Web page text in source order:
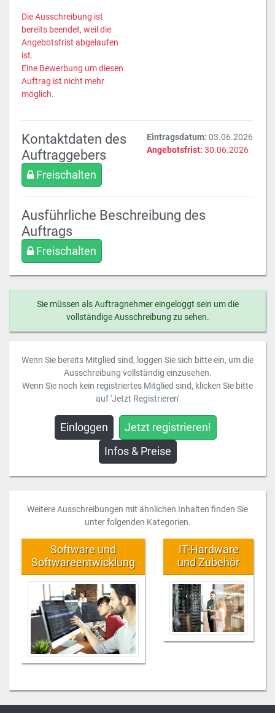
Die Ausschreibung ist
bereits beendet, weil die
Angebotsfrist abgelaufen
ist.
Eine Bewerbung um diesen
Auftrag ist nicht mehr
möglich.
Kontaktdaten des
Auftraggebers
Freischalten
Eintragsdatum: 03.06.2026
Angebotsfrist: 30.06.2026
Ausführliche Beschreibung des
Auftrags
Freischalten
Sie müssen als Auftragnehmer eingeloggt sein um die
vollständige Ausschreibung zu sehen.
Wenn Sie bereits Mitglied sind, loggen Sie sich bitte ein, um die
Ausschreibung vollständig einzusehen.
Wenn Sie noch kein registriertes Mitglied sind, klicken Sie bitte
auf 'Jetzt Registrieren'
Einloggen
Jetzt registrieren!
Infos & Preise
Weitere Ausschreibungen mit ähnlichen Inhalten finden Sie
unter folgenden Kategorien.
Software und
Softwareentwicklung
IT-Hardware
und Zubehör